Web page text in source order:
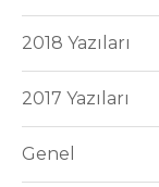
2018 Yazıları
2017 Yazıları
Genel